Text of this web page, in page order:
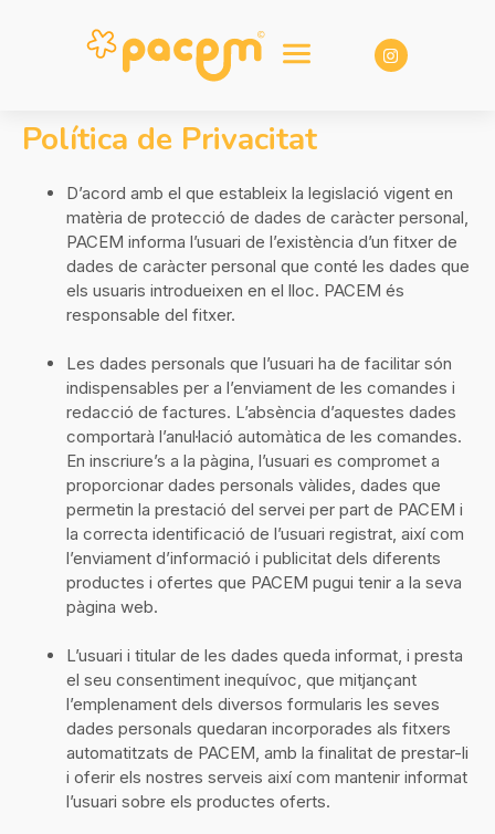
Política de Privacitat
D’acord amb el que estableix la legislació vigent en
matèria de protecció de dades de caràcter personal,
PACEM informa l’usuari de l’existència d’un fitxer de
dades de caràcter personal que conté les dades que
els usuaris introdueixen en el lloc. PACEM és
responsable del fitxer.
Les dades personals que l’usuari ha de facilitar són
indispensables per a l’enviament de les comandes i
redacció de factures. L’absència d’aquestes dades
comportarà l’anul·lació automàtica de les comandes.
En inscriure’s a la pàgina, l’usuari es compromet a
proporcionar dades personals vàlides, dades que
permetin la prestació del servei per part de PACEM i
la correcta identificació de l’usuari registrat, així com
l’enviament d’informació i publicitat dels diferents
productes i ofertes que PACEM pugui tenir a la seva
pàgina web.
L’usuari i titular de les dades queda informat, i presta
el seu consentiment inequívoc, que mitjançant
l’emplenament dels diversos formularis les seves
dades personals quedaran incorporades als fitxers
automatitzats de PACEM, amb la finalitat de prestar-li
i oferir els nostres serveis així com mantenir informat
l’usuari sobre els productes oferts.